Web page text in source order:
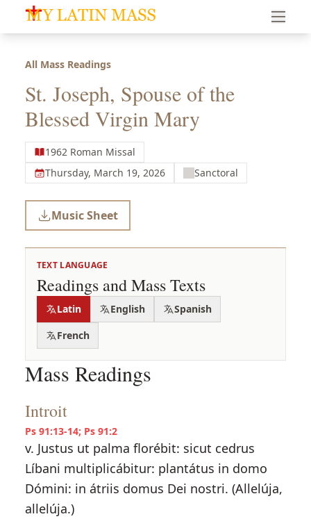
My Latin Mass - Traditional Latin Mass of South Florida
All Mass Readings
St. Joseph, Spouse of the
Blessed Virgin Mary
1962 Roman Missal
Thursday, March 19, 2026
Sanctoral
Music Sheet
TEXT LANGUAGE
Readings and Mass Texts
Latin English
Spanish
French
Mass Readings
Introit
Ps 91:13-14; Ps 91:2
v. Justus ut palma florébit: sicut cedrus
Líbani multiplicábitur: plantátus in domo
Dómini: in átriis domus Dei nostri. (Allelúja,
allelúja.)